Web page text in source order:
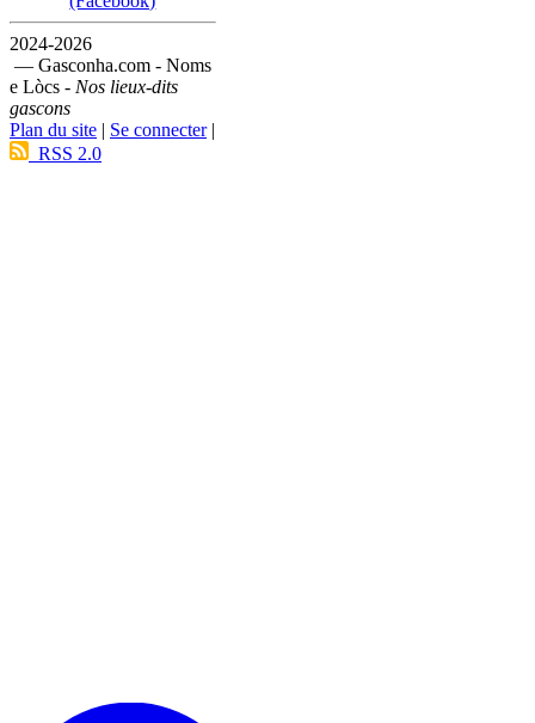
2024-2026
— Gasconha.com - Noms
e Lòcs - Nos lieux-dits
gascons
Plan du site | Se connecter|
RSS 2.0